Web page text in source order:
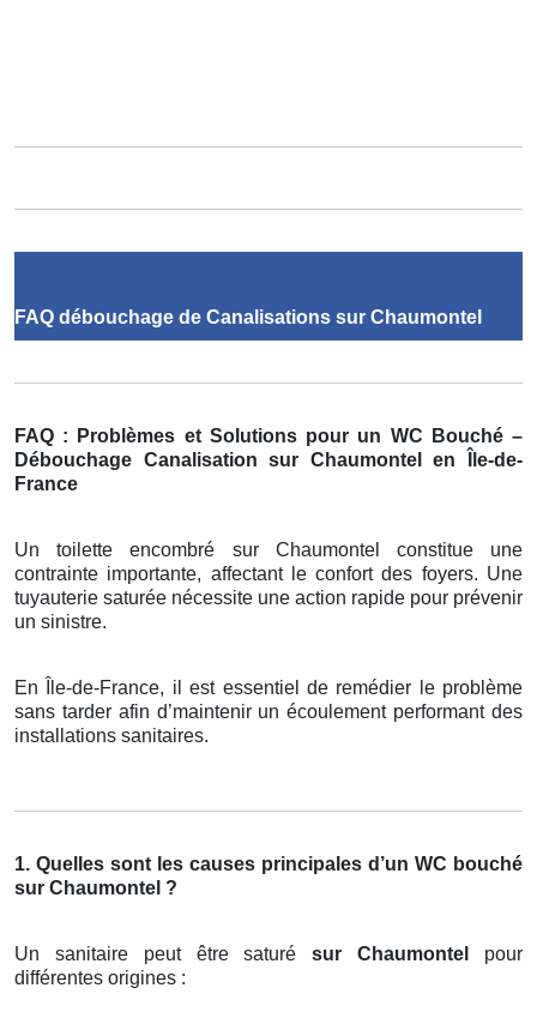
FAQ débouchage de Canalisations sur Chaumontel
FAQ : Problèmes et Solutions pour un WC Bouché –
Débouchage Canalisation sur Chaumontel en Île-de-
France
Un toilette encombré sur Chaumontel constitue une
contrainte importante, affectant le confort des foyers. Une
tuyauterie saturée nécessite une action rapide pour prévenir
un sinistre.
En Île-de-France, il est essentiel de remédier le problème
sans tarder afin d’maintenir un écoulement performant des
installations sanitaires.
1. Quelles sont les causes principales d’un WC bouché
sur Chaumontel ?
Un sanitaire peut être saturésur Chaumontel pour
différentes origines :